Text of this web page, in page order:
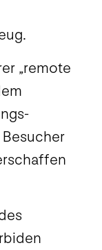
„remote